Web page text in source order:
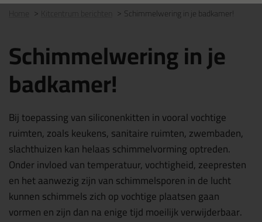
Schimmelwering in je badkamer!
Schimmelwering in je
badkamer!
Bij toepassing van siliconenkitten in vooral vochtige
ruimten, zoals keukens, sanitaire ruimten, zwembaden,
slachthuizen kan helaas schimmelvorming optreden.
Onder invloed van temperatuur, vochtigheid, zeepresten
en het aanwezig zijn van schimmelsporen in de lucht
kunnen schimmels zich op vochtige plaatsen gaan
vormen en zijn dan na enige tijd moeilijk verwijderbaar.